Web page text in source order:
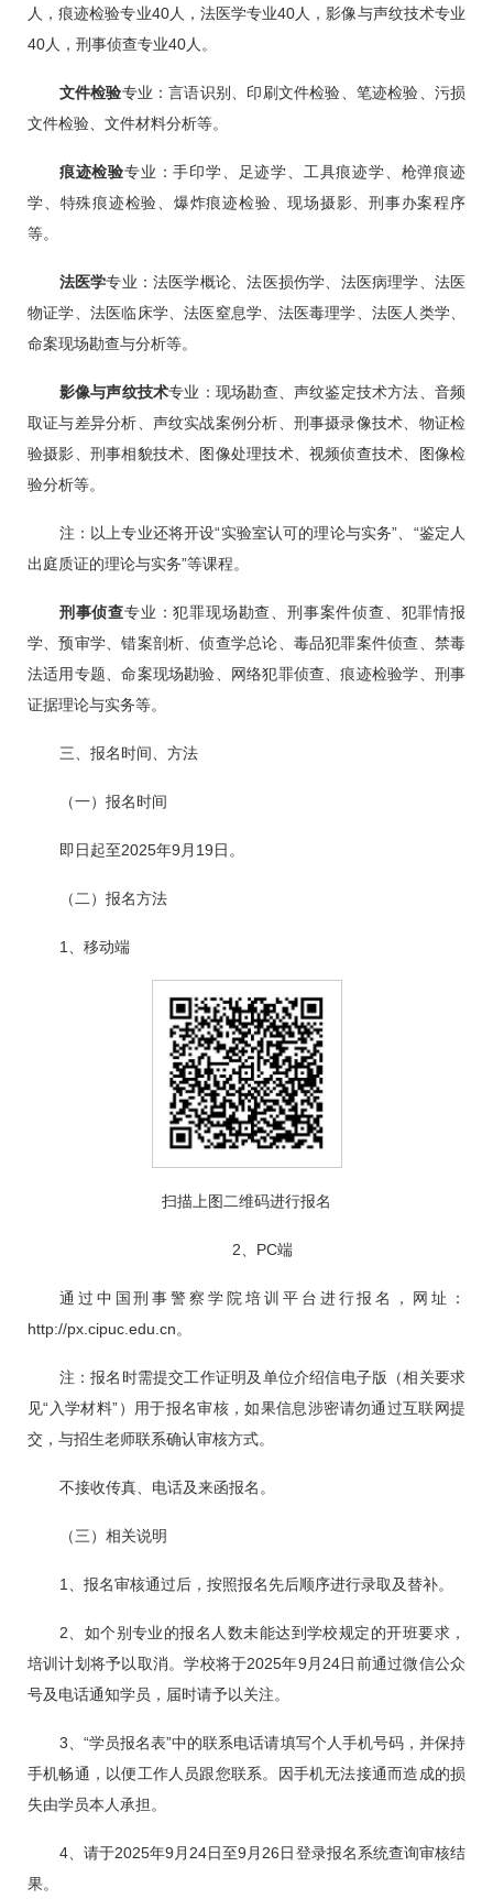
人，痕迹检验专业40人，法医学专业40人，影像与声纹技术专业
40人，刑事侦查专业40人。
文件检验专业：言语识别、印刷文件检验、笔迹检验、污损
文件检验、文件材料分析等。
痕迹检验专业：手印学、足迹学、工具痕迹学、枪弹痕迹
学、特殊痕迹检验、爆炸痕迹检验、现场摄影、刑事办案程序
等。
法医学专业：法医学概论、法医损伤学、法医病理学、法医
物证学、法医临床学、法医窒息学、法医毒理学、法医人类学、
命案现场勘查与分析等。
影像与声纹技术专业：现场勘查、声纹鉴定技术方法、音频
取证与差异分析、声纹实战案例分析、刑事摄录像技术、物证检
验摄影、刑事相貌技术、图像处理技术、视频侦查技术、图像检
验分析等。
注：以上专业还将开设“实验室认可的理论与实务”、“鉴定人
出庭质证的理论与实务”等课程。
刑事侦查专业：犯罪现场勘查、刑事案件侦查、犯罪情报
学、预审学、错案剖析、侦查学总论、毒品犯罪案件侦查、禁毒
法适用专题、命案现场勘验、网络犯罪侦查、痕迹检验学、刑事
证据理论与实务等。
三、报名时间、方法
（一）报名时间
即日起至2025年9月19日。
（二）报名方法
1、移动端
扫描上图二维码进行报名
2、PC端
通过中国刑事警察学院培训平台进行报名，网址：
http://px.cipuc.edu.cn。
注：报名时需提交工作证明及单位介绍信电子版（相关要求
见“入学材料”）用于报名审核，如果信息涉密请勿通过互联网提
交，与招生老师联系确认审核方式。
不接收传真、电话及来函报名。
（三）相关说明
1、报名审核通过后，按照报名先后顺序进行录取及替补。
2、如个别专业的报名人数未能达到学校规定的开班要求，
培训计划将予以取消。学校将于2025年9月24日前通过微信公众
号及电话通知学员，届时请予以关注。
3、“学员报名表”中的联系电话请填写个人手机号码，并保持
手机畅通，以便工作人员跟您联系。因手机无法接通而造成的损
失由学员本人承担。
4、请于2025年9月24日至9月26日登录报名系统查询审核结
果。